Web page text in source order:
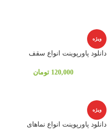
ویژه
دانلود پاورپوینت انواع سقف
120,000 تومان
ویژه
دانلود پاورپوینت انواع نماهای